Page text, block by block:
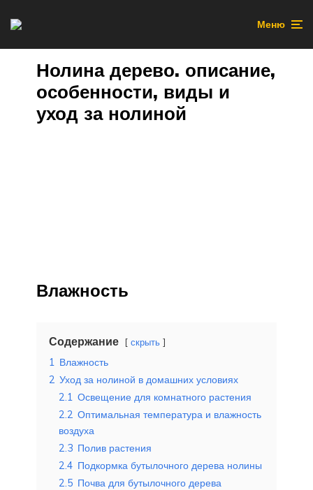
Меню
Нолина дерево. описание,
особенности, виды и
уход за нолиной
Влажность
Содержание скрыть
1 Влажность
2 Уход за нолиной в домашних условиях
2.1 Освещение для комнатного растения
2.2 Оптимальная температура и влажность
воздуха
2.3 Полив растения
2.4 Подкормка бутылочного дерева нолины
2.5 Почва для бутылочного дерева